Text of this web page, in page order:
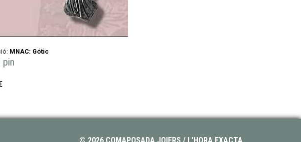
MNAC: Gótic
pin
© 2026 COMAPOSADA JOIERS / L'HORA EXACTA